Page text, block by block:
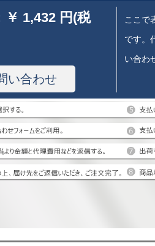
￥ 1,432 円(税
い合わせ
ここで
です。
い合わ